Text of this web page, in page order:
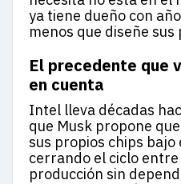
ya tiene dueño con
menos que diseñe
El precedente que
en cuenta
Intel lleva décadas
que Musk propone
sus propios chips bajo
cerrando el ciclo
producción sin